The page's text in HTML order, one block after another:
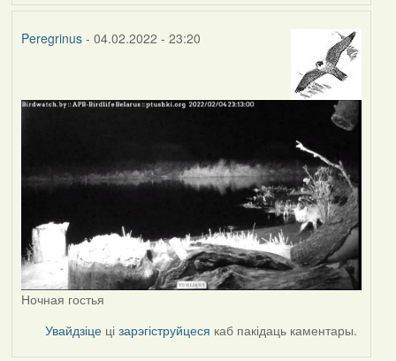
Peregrinus- 04.02.2022 - 23:20
Ночная гостья
Увайдзіце цізарэгіструйцеся каб пакідаць каментары.